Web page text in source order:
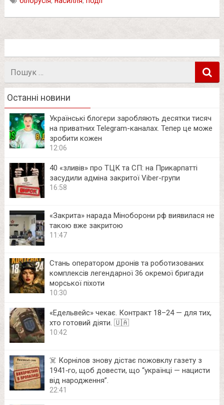
Останні новини
Українські блогери заробляють десятки тисяч
на приватних Telegram-каналах. Тепер це може
зробити кожен
12:06
40 «зливів» про ТЦК та СП: на Прикарпатті
засудили адміна закритої Viber-групи
16:58
«Закрита» нарада Міноборони рф виявилася не
такою вже закритою
11:47
Стань оператором дронів та роботизованих
комплексів легендарної 36 окремої бригади
морської піхоти
10:30
«Едельвейс» чекає. Контракт 18–24 — для тих,
хто готовий діяти. 🇺🇦
10:42
☠️ Корнілов знову дістає пожовклу газету з
1941‑го, щоб довести, що “українці — нацисти
від народження”.
22:41